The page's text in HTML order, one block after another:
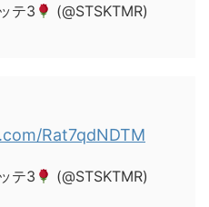
テ3
(@STSKTMR)
Rat7qdNDTM
テ3
(@STSKTMR)